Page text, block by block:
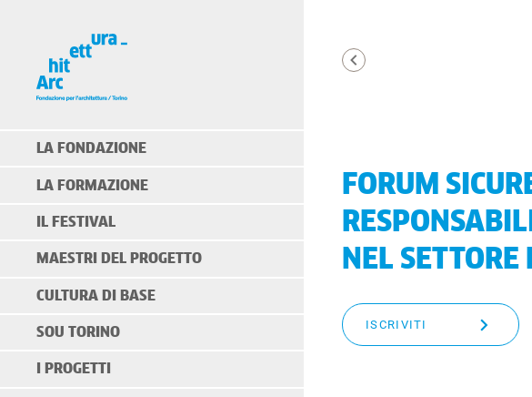
LA FONDAZIONE
LA FORMAZIONE
IL FESTIVAL
MAESTRI DEL PROGETTO
CULTURA DI BASE
SOU TORINO
I PROGETTI
FORUM
NEL
ISCRIVITI